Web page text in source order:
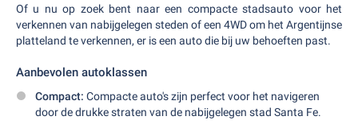
Of u nu op zoek bent naar een compacte stadsauto voor het
verkennen van nabijgelegen steden of een 4WD om het Argentijnse
platteland te verkennen, er is een auto die bij uw behoeften past.
Aanbevolen autoklassen
Compact: Compacte auto's zijn perfect voor het navigeren
door de drukke straten van de nabijgelegen stad Santa Fe.